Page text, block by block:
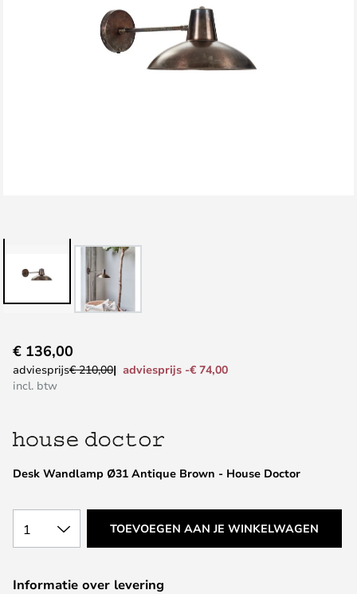
naar
het
de
gallerij
Desk Wandlamp Ø31 Antique Brown - House Doctor
€ 136,00
adviesprijs€ 210,00
adviesprijs -€ 74,00
incl. btw
1 TOEVOEGEN AAN JE WINKELWAGEN
Informatie over levering